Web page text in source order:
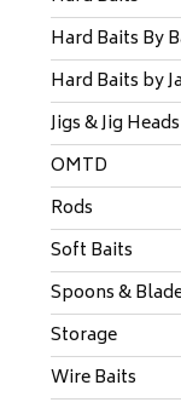
Hard Baits By
Hard Baits by
Jigs & Jig Heads
OMTD
Rods
Soft Baits
Spoons &
Storage
Wire Baits